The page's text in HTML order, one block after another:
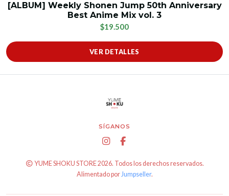
[ALBUM] Weekly Shonen Jump 50th Anniversary
Best Anime Mix vol. 3
$19.500
VER DETALLES
SÍGANOS
YUME SHOKU STORE 2026. Todos los derechos reservados.
Alimentado porJumpseller.